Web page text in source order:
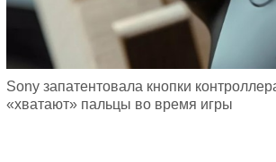
Sony запатентовала кнопки
«хватают» пальцы во время игры